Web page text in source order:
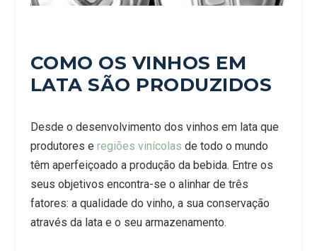
COMO OS VINHOS EM
LATA SÃO PRODUZIDOS
Desde o desenvolvimento dos vinhos em lata que
produtores e regiões vinícolas de todo o mundo
têm aperfeiçoado a produção da bebida. Entre os
seus objetivos encontra-se o alinhar de três
fatores: a qualidade do vinho, a sua conservação
através da lata e o seu armazenamento.